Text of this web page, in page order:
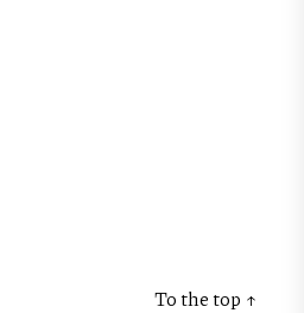
To the top ↑